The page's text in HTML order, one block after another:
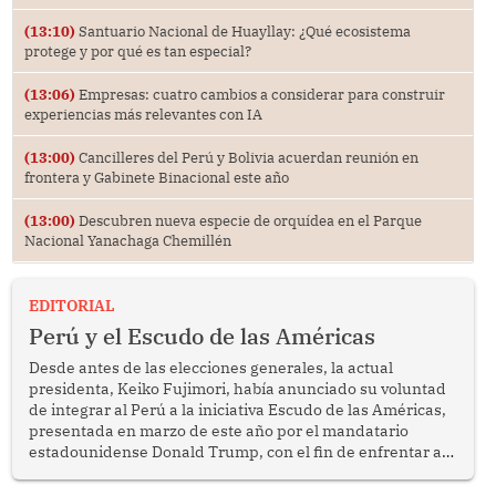
(13:10) Santuario Nacional de Huayllay: ¿Qué ecosistema
protege y por qué es tan especial?
(13:06) Empresas: cuatro cambios a considerar para construir
experiencias más relevantes con IA
(13:00) Cancilleres del Perú y Bolivia acuerdan reunión en
frontera y Gabinete Binacional este año
(13:00) Descubren nueva especie de orquídea en el Parque
Nacional Yanachaga Chemillén
EDITORIAL
Perú y el Escudo de las Américas
Desde antes de las elecciones generales, la actual
presidenta, Keiko Fujimori, había anunciado su voluntad
de integrar al Perú a la iniciativa Escudo de las Américas,
presentada en marzo de este año por el mandatario
estadounidense Donald Trump, con el fin de enfrentar al